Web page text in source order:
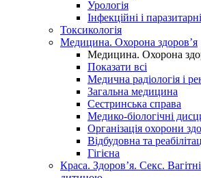
Урологія
Інфекційні і
Токсикологія
Медицина. Охорона здоров’я
Медицина. Охорона
Показати всі
Медична радіологія і
Загальна медицина
Сестринська справа
Медико-біологічні
Організація охорони
Відбудовна та
Гігієна
Краса. Здоров’я. Секс.